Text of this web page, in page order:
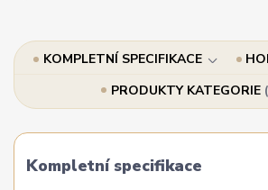
KOMPLETNÍ SPECIFIKACE
PRODUKTY KATEGORIE
Kompletní specifikace